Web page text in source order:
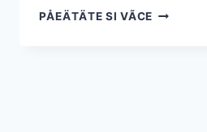
PÅEÄTÄTE SI VÃ­CEJAK